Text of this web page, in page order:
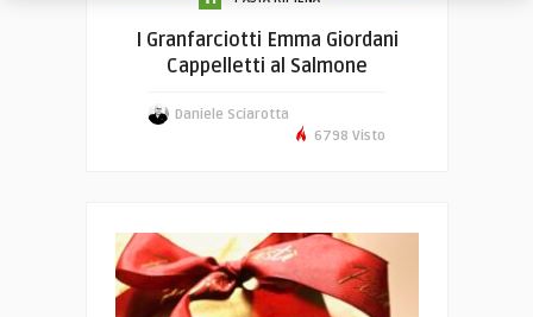
I Granfarciotti Emma Giordani
Cappelletti al Salmone
Daniele Sciarotta
6798 Visto